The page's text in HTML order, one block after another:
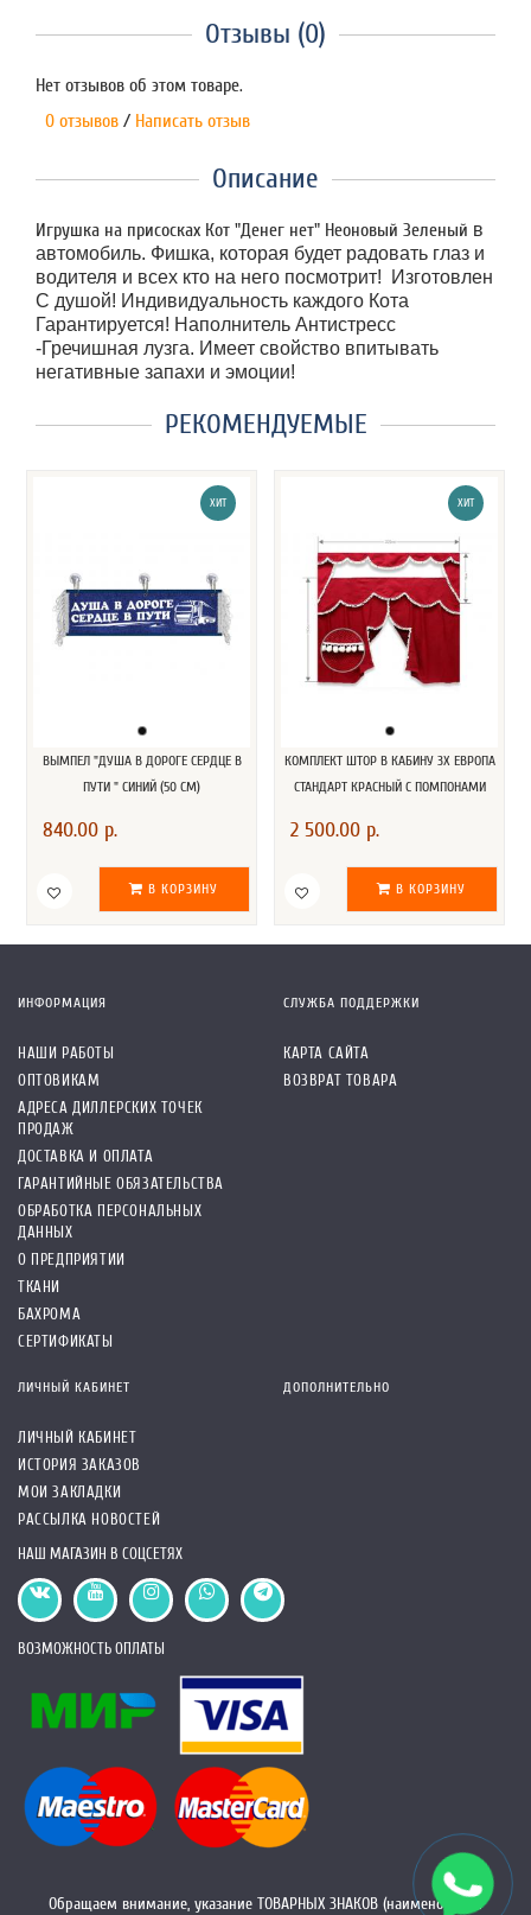
Отзывы (0)
Нет отзывов об этом товаре.
0 отзывов / Написать отзыв
Описание
Игрушка на присосках Кот "Денег нет" Неоновый Зеленый в
автомобиль. Фишка, которая будет радовать глаз и
водителя и всех кто на него посмотрит! Изготовлен
С душой! Индивидуальность каждого Кота
Гарантируется! Наполнитель Антистресс
-Гречишная лузга. Имеет свойство впитывать
негативные запахи и эмоции!
РЕКОМЕНДУЕМЫЕ
ХИТ
ВЫМПЕЛ "ДУША В ДОРОГЕ СЕРДЦЕ В
ПУТИ " СИНИЙ (50 СМ)
840.00 р.
В КОРЗИНУ
ХИТ
КОМПЛЕКТ ШТОР В КАБИНУ 3Х ЕВРОПА
СТАНДАРТ КРАСНЫЙ С ПОМПОНАМИ
2 500.00 р.
В КОРЗИНУ
ИНФОРМАЦИЯ
НАШИ РАБОТЫ
ОПТОВИКАМ
АДРЕСА ДИЛЛЕРСКИХ ТОЧЕК
ПРОДАЖ
ДОСТАВКА И ОПЛАТА
ГАРАНТИЙНЫЕ ОБЯЗАТЕЛЬСТВА
ОБРАБОТКА ПЕРСОНАЛЬНЫХ
ДАННЫХ
О ПРЕДПРИЯТИИ
ТКАНИ
БАХРОМА
СЕРТИФИКАТЫ
СЛУЖБА ПОДДЕРЖКИ
КАРТА САЙТА
ВОЗВРАТ ТОВАРА
ЛИЧНЫЙ КАБИНЕТ
ЛИЧНЫЙ КАБИНЕТ
ИСТОРИЯ ЗАКАЗОВ
МОИ ЗАКЛАДКИ
РАССЫЛКА НОВОСТЕЙ
ДОПОЛНИТЕЛЬНО
НАШ МАГАЗИН В СОЦСЕТЯХ
ВОЗМОЖНОСТЬ ОПЛАТЫ
Обращаем внимание, указание ТОВАРНЫХ ЗНАКОВ (наименований